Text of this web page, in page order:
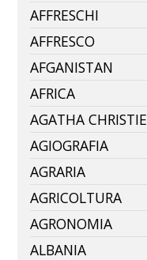
AFFRESCHI
AFFRESCO
AFGANISTAN
AFRICA
AGATHA CHRISTIE
AGIOGRAFIA
AGRARIA
AGRICOLTURA
AGRONOMIA
ALBANIA